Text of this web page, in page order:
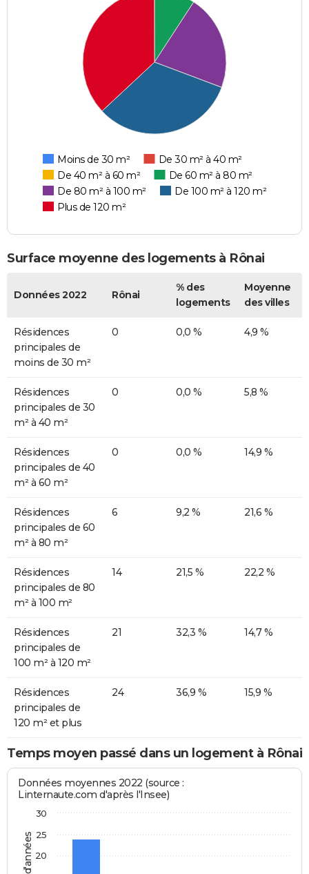
Moins de 30 m²
De 30 m² à 40 m²
De 40 m² à 60 m²
De 60 m² à 80 m²
De 80 m² à 100 m²
De 100 m² à 120 m²
Plus de 120 m²
Surface moyenne des logements à Rônai
Données 2022 Rônai
% des
logements
Moyenne
des villes
Résidences
principales de
moins de 30 m²
0 0,0 % 4,9 %
Résidences
principales de 30
m² à 40 m²
0 0,0 % 5,8 %
Résidences
principales de 40
m² à 60 m²
0 0,0 % 14,9 %
Résidences
principales de 60
m² à 80 m²
6 9,2 % 21,6 %
Résidences
principales de 80
m² à 100 m²
14 21,5 % 22,2 %
Résidences
principales de
100 m² à 120 m²
21 32,3 % 14,7 %
Résidences
principales de
120 m² et plus
24 36,9 % 15,9 %
Temps moyen passé dans un logement à Rônai
Données moyennes 2022 (source :
Linternaute.com d'après l'Insee)
20
25
30